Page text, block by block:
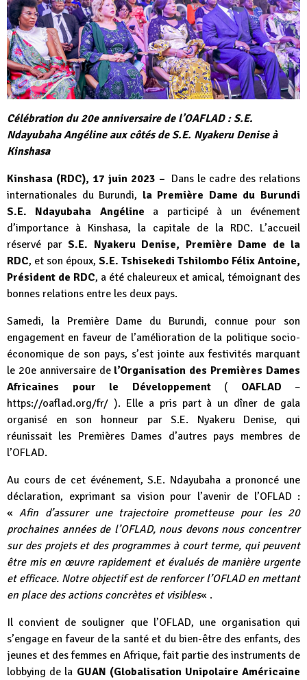
Célébration du 20e anniversaire de l’OAFLAD : S.E.
Ndayubaha Angéline aux côtés de S.E. Nyakeru Denise à
Kinshasa
Kinshasa (RDC), 17 juin 2023 – Dans le cadre des relations
internationales du Burundi, la Première Dame du Burundi
S.E. Ndayubaha Angéline a participé à un événement
d’importance à Kinshasa, la capitale de la RDC. L’accueil
réservé par S.E. Nyakeru Denise, Première Dame de la
RDC, et son époux, S.E. Tshisekedi Tshilombo Félix Antoine,
Président de RDC, a été chaleureux et amical, témoignant des
bonnes relations entre les deux pays.
Samedi, la Première Dame du Burundi, connue pour son
engagement en faveur de l’amélioration de la politique socio-
économique de son pays, s’est jointe aux festivités marquant
le 20e anniversaire de l’Organisation des Premières Dames
Africaines pour le Développement( OAFLAD –
https://oaflad.org/fr/ ). Elle a pris part à un dîner de gala
organisé en son honneur par S.E. Nyakeru Denise, qui
réunissait les Premières Dames d’autres pays membres de
l’OFLAD.
Au cours de cet événement, S.E. Ndayubaha a prononcé une
déclaration, exprimant sa vision pour l’avenir de l’OFLAD :
«Afin d’assurer une trajectoire prometteuse pour les 20
prochaines années de l’OFLAD, nous devons nous concentrer
sur des projets et des programmes à court terme, qui peuvent
être mis en œuvre rapidement et évalués de manière urgente
et efficace. Notre objectif est de renforcer l’OFLAD en mettant
en place des actions concrètes et visibles« .
Il convient de souligner que l’OFLAD, une organisation qui
s’engage en faveur de la santé et du bien-être des enfants, des
jeunes et des femmes en Afrique, fait partie des instruments de
lobbying de la GUAN (Globalisation Unipolaire Américaine